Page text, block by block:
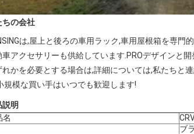
ちの会社
は,屋上と後ろの車用ラック,車用屋根箱を専
車アクセサリーも供給しています.PROデザインと
れかを必要とする場合は,詳細については,私たちと
規模な買い手はいつでも歓迎します!
説明
名
ブ